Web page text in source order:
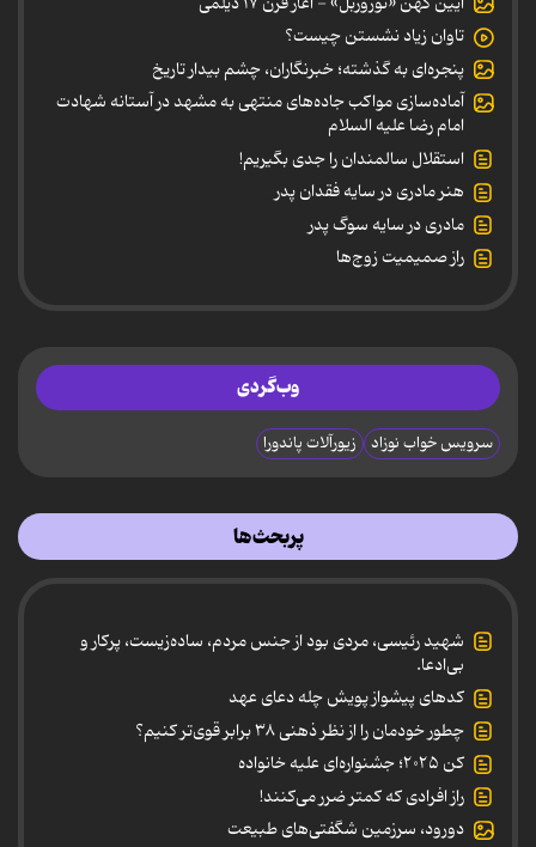
تاوان زیاد نشستن چیست؟
پنجره‌ای به گذشته؛ خبرنگاران، چشم بیدار تاریخ
آماده‌سازی مواکب جاده‌های منتهی به مشهد در آستانه شهادت
امام رضا علیه السلام
استقلال سالمندان را جدی بگیریم!
هنر مادری در سایه‌ فقدان پدر
مادری در سایه سوگ پدر
راز صمیمیت زوج‌ها
وب‌گردی
سرویس خواب نوزاد زیورآلات پاندورا
پربحث‌ها
شهید رئیسی، مردی بود از جنس مردم، ساده‌زیست، پرکار و
بی‌ادعا.
کدهای پیشواز پویش چله دعای عهد
چطور خودمان را از نظر ذهنی ۳۸ برابر قوی‌تر کنیم؟
کن ۲۰۲۵؛ جشنواره‌ای علیه خانواده
راز افرادی که کمتر ضرر می‌کنند!
دورود، سرزمین شگفتی‌های طبیعت